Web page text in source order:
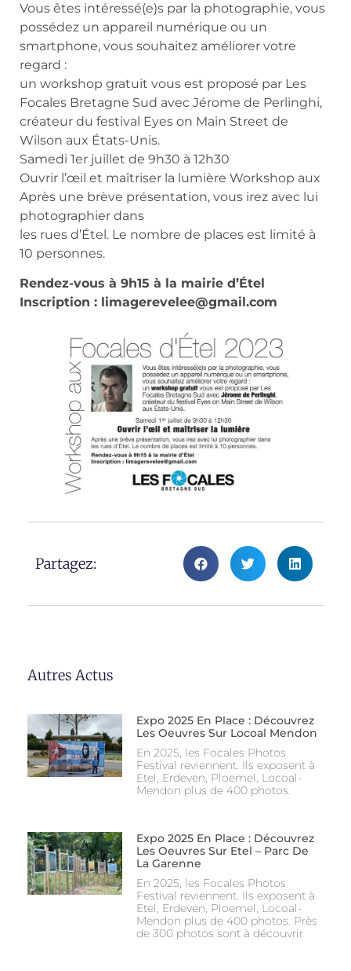
Vous êtes intéressé(e)s par la photographie, vous
possédez un appareil numérique ou un
smartphone, vous souhaitez améliorer votre
regard :
un workshop gratuit vous est proposé par Les
Focales Bretagne Sud avec Jérome de Perlinghi,
créateur du festival Eyes on Main Street de
Wilson aux États-Unis.
Samedi 1er juillet de 9h30 à 12h30
Ouvrir l’œil et maîtriser la lumière Workshop aux
Après une brève présentation, vous irez avec lui
photographier dans
les rues d’Étel. Le nombre de places est limité à
10 personnes.
Rendez-vous à 9h15 à la mairie d’Étel
Inscription : limagerevelee@gmail.com
Partagez:
Autres Actus
Expo 2025 En Place : Découvrez
Les Oeuvres Sur Locoal Mendon
En 2025, les Focales Photos
Festival reviennent. Ils exposent à
Etel, Erdeven, Ploemel, Locoal-
Mendon plus de 400 photos.
Expo 2025 En Place : Découvrez
Les Oeuvres Sur Etel – Parc De
La Garenne
En 2025, les Focales Photos
Festival reviennent. Ils exposent à
Etel, Erdeven, Ploemel, Locoal-
Mendon plus de 400 photos. Près
de 300 photos sont à découvrir